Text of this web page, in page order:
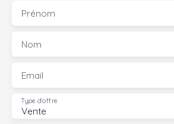
Prénom
Nom
Email
Vente
Type d'offre